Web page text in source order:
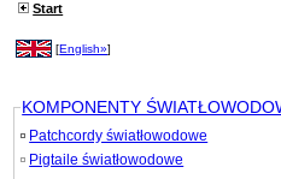
Start
[English»]
KOMPONENTY
Patchcordy światłowodowe
Pigtaile światłowodowe